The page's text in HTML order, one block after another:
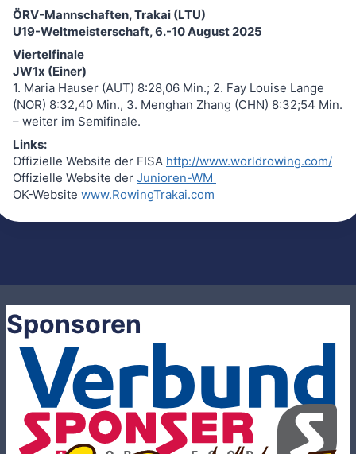
ÖRV-Mannschaften, Trakai (LTU)
U19-Weltmeisterschaft, 6.-10 August 2025
Viertelfinale
JW1x (Einer)
1. Maria Hauser (AUT) 8:28,06 Min.; 2. Fay Louise Lange
(NOR) 8:32,40 Min., 3. Menghan Zhang (CHN) 8:32;54 Min.
– weiter im Semifinale.
Links:
Offizielle Website der FISA http://www.worldrowing.com/
Offizielle Website der Junioren-WM
OK-Website www.RowingTrakai.com
Sponsoren